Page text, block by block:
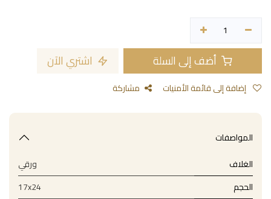
أضف إلى السلة اشتري الآن
مشاركة
المواصفات
الغلاف
ورقي
الحجم
17x24